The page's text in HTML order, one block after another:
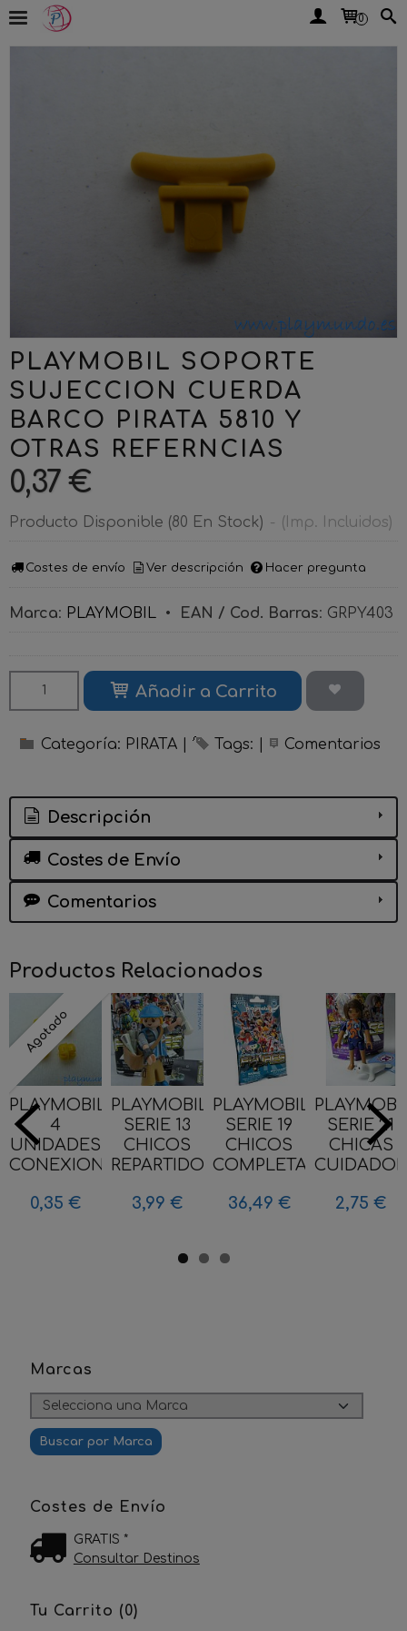
0
Marcas
Costes de Envío
GRATIS *
Consultar Destinos
Tu Carrito (0)
PLAYMOBIL SOPORTE
SUJECCION CUERDA
BARCO PIRATA 5810 Y
OTRAS REFERNCIAS
0,37 €
Producto Disponible (80 En Stock) - (Imp. Incluidos)
Costes de envío Ver descripción Hacer pregunta
Marca: PLAYMOBIL • EAN / Cod. Barras: GRPY403
Añadir a Carrito
Categoría: PIRATA Tags: Comentarios
Descripción
Costes de Envío
Comentarios
Productos Relacionados
Agotado
PLAYMOBIL
4
UNIDADES
CONEXION...
0,35 €
PLAYMOBIL
SERIE 13
CHICOS
REPARTIDOR...
3,99 €
PLAYMOBIL
SERIE 19
CHICOS
COMPLETA
36,49 €
SERIE 21
CHICAS
2,75 €